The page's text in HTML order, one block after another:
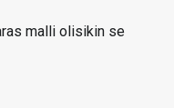
malli olisikin se